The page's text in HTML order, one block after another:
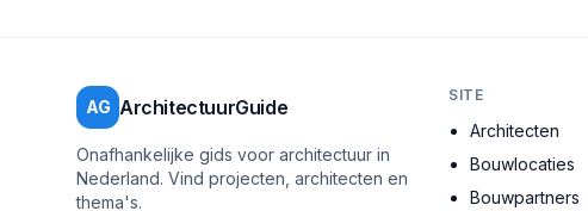
AG ArchitectuurGuide
Onafhankelijke gids voor architectuur in
Nederland. Vind projecten, architecten en
thema's.
SITE
Architecten
Bouwlocaties
Bouwpartners